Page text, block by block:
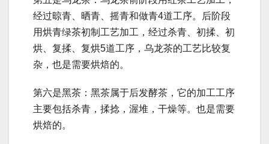
经过晾青、晒青、摇青和做青4道工序。后阶段
用烘青绿茶初制工艺加工，经过杀青、初揉、初
烘、复揉、复烘5道工序，乌龙茶的工艺比较复
杂，也是需要烘焙的。
第六是黑茶：黑茶属于后发酵茶，它的加工工序
主要包括杀青，揉捻，渥堆，干燥等。也是需要
烘焙的。